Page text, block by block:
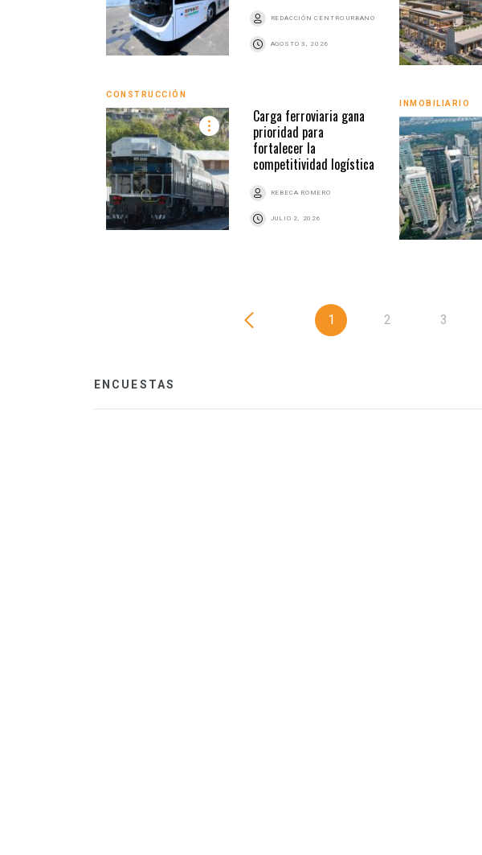
REDACCIÓN CENTRO URBANO
AGOSTO 3, 2026
CONSTRUCCIÓN
Carga ferroviaria gana
prioridad para
fortalecer la
competitividad logística
REBECA ROMERO
JULIO 2, 2026
INMOBILIARIO
1 2 3
ENCUESTAS